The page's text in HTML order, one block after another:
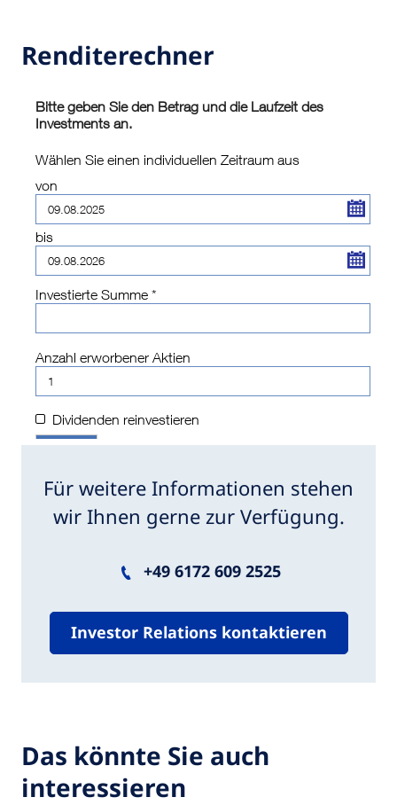
Renditerechner
Für weitere Informationen stehen
wir Ihnen gerne zur Verfügung.
+49 6172 609 2525
Investor Relations kontaktieren
Das könnte Sie auch
interessieren